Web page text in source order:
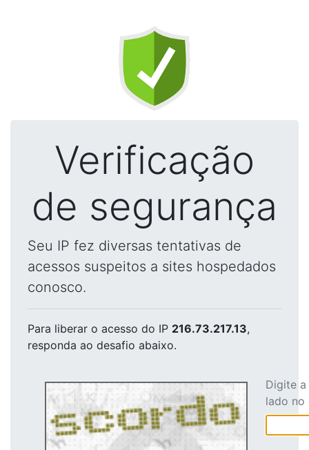
Verificação
de segurança
Seu IP fez diversas tentativas de
acessos suspeitos a sites hospedados
conosco.
Para liberar o acesso do IP 216.73.217.13,
responda ao desafio abaixo.
Digite
lado no